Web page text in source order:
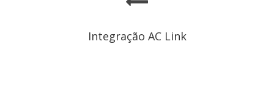
Integração AC Link